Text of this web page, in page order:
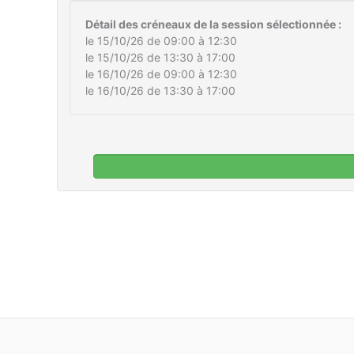
Détail des créneaux de la session sélectionnée :
le 15/10/26 de 09:00 à 12:30
le 15/10/26 de 13:30 à 17:00
le 16/10/26 de 09:00 à 12:30
le 16/10/26 de 13:30 à 17:00